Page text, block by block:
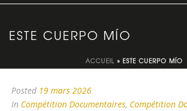
ESTE CUERPO MÍO
ACCUEIL » ESTE CUERPO MÍO
Posted 19 mars 2026
In Compétition Documentaires, Compétition